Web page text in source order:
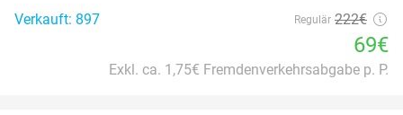
Verkauft: 897
Regulär 222€
69€
Exkl. ca. 1,75€ Fremdenverkehrsabgabe p. P.